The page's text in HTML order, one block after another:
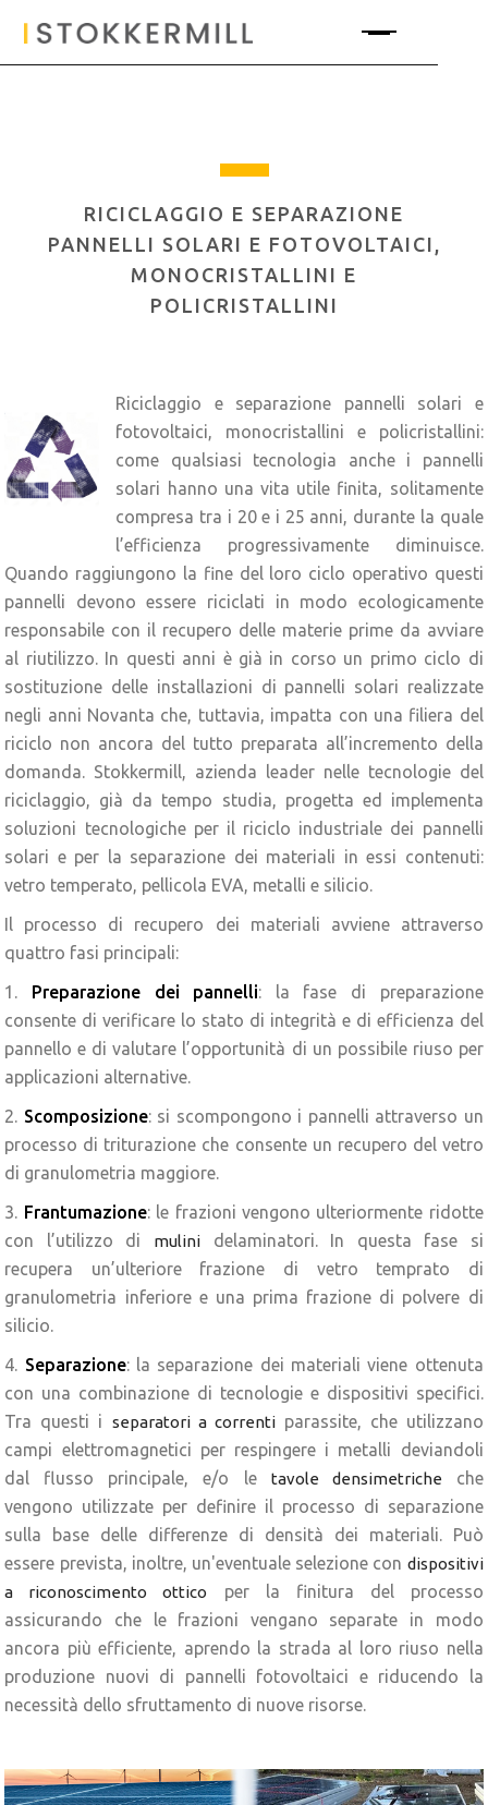
RICICLAGGIO E SEPARAZIONE
PANNELLI SOLARI E FOTOVOLTAICI,
MONOCRISTALLINI E
POLICRISTALLINI
Riciclaggio e separazione pannelli solari e
fotovoltaici, monocristallini e policristallini:
come qualsiasi tecnologia anche i pannelli
solari hanno una vita utile finita, solitamente
compresa tra i 20 e i 25 anni, durante la quale
l’efficienza progressivamente diminuisce.
Quando raggiungono la fine del loro ciclo operativo questi
pannelli devono essere riciclati in modo ecologicamente
responsabile con il recupero delle materie prime da avviare
al riutilizzo. In questi anni è già in corso un primo ciclo di
sostituzione delle installazioni di pannelli solari realizzate
negli anni Novanta che, tuttavia, impatta con una filiera del
riciclo non ancora del tutto preparata all’incremento della
domanda. Stokkermill, azienda leader nelle tecnologie del
riciclaggio, già da tempo studia, progetta ed implementa
soluzioni tecnologiche per il riciclo industriale dei pannelli
solari e per la separazione dei materiali in essi contenuti:
vetro temperato, pellicola EVA, metalli e silicio.
Il processo di recupero dei materiali avviene attraverso
quattro fasi principali:
1. Preparazione dei pannelli: la fase di preparazione
consente di verificare lo stato di integrità e di efficienza del
pannello e di valutare l’opportunità di un possibile riuso per
applicazioni alternative.
2. Scomposizione: si scompongono i pannelli attraverso un
processo di triturazione che consente un recupero del vetro
di granulometria maggiore.
3. Frantumazione: le frazioni vengono ulteriormente ridotte
con l’utilizzo di mulini delaminatori. In questa fase si
recupera un’ulteriore frazione di vetro temprato di
granulometria inferiore e una prima frazione di polvere di
silicio.
4. Separazione: la separazione dei materiali viene ottenuta
con una combinazione di tecnologie e dispositivi specifici.
Tra questi i separatori a correntiparassite, che utilizzano
campi elettromagnetici per respingere i metalli deviandoli
dal flusso principale, e/o le tavole densimetriche che
vengono utilizzate per definire il processo di separazione
sulla base delle differenze di densità dei materiali. Può
essere prevista, inoltre, un'eventuale selezione con dispositivi
a riconoscimento ottico
per la finitura del processo
assicurando che le frazioni vengano separate in modo
ancora più efficiente, aprendo la strada al loro riuso nella
produzione nuovi di pannelli fotovoltaici e riducendo la
necessità dello sfruttamento di nuove risorse.